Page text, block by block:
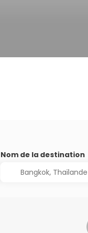
Nom de la destination